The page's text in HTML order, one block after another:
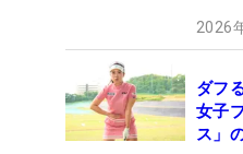
2026
ダフ
女子
ス」